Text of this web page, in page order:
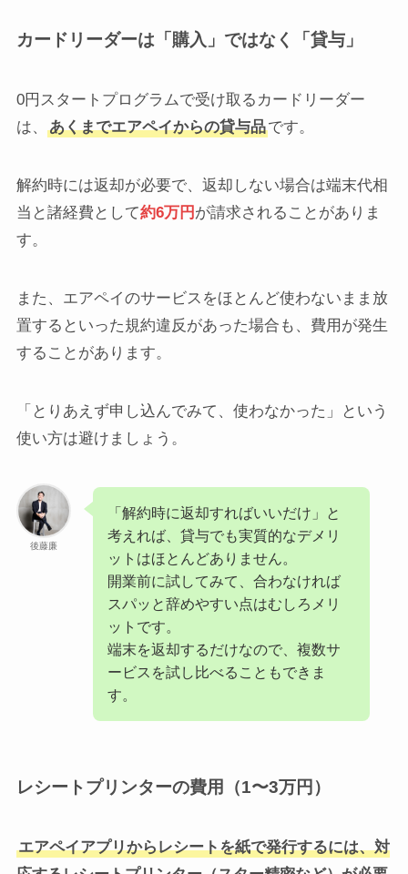
カードリーダーは「購入」ではなく「貸与」
0円スタートプログラムで受け取るカードリーダー
は、
あくまでエアペイからの貸与品です。
解約時には返却が必要で、返却しない場合は端末代相
当と諸経費として約6万円 が請求されることがありま
す。
また、エアペイのサービスをほとんど使わないまま放
置するといった規約違反があった場合も、費用が発生
することがあります。
「とりあえず申し込んでみて、使わなかった」という
使い方は避けましょう。
後藤廉
「解約時に返却すればいいだけ」と
考えれば、貸与でも実質的なデメリ
ットはほとんどありません。
開業前に試してみて、合わなければ
スパッと辞めやすい点はむしろメリ
ットです。
端末を返却するだけなので、複数サ
ービスを試し比べることもできま
す。
レシートプリンターの費用（1〜3万円）
エアペイアプリからレシートを紙で発行するには、対